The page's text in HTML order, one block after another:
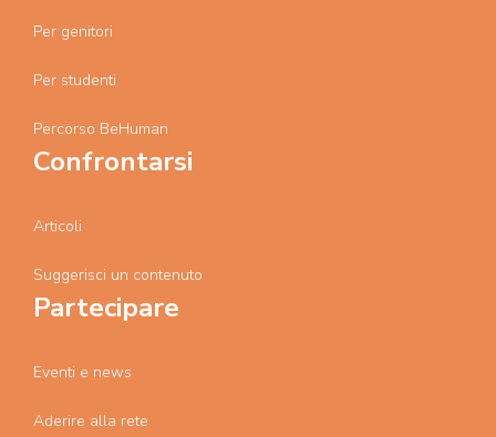
Per genitori
Per studenti
Percorso BeHuman
Confrontarsi
Articoli
Suggerisci un contenuto
Partecipare
Eventi e news
Aderire alla rete